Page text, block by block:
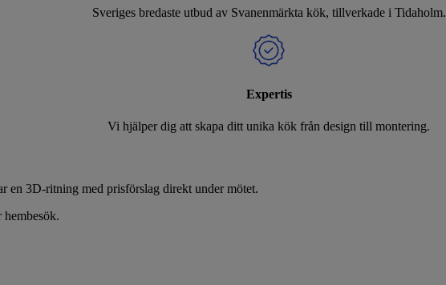
Sveriges bredaste utbud av Svanenmärkta kök, tillverkade i Tidaholm.
Expertis
Vi hjälper dig att skapa ditt unika kök från design till montering.
en 3D-ritning med prisförslag direkt under mötet.